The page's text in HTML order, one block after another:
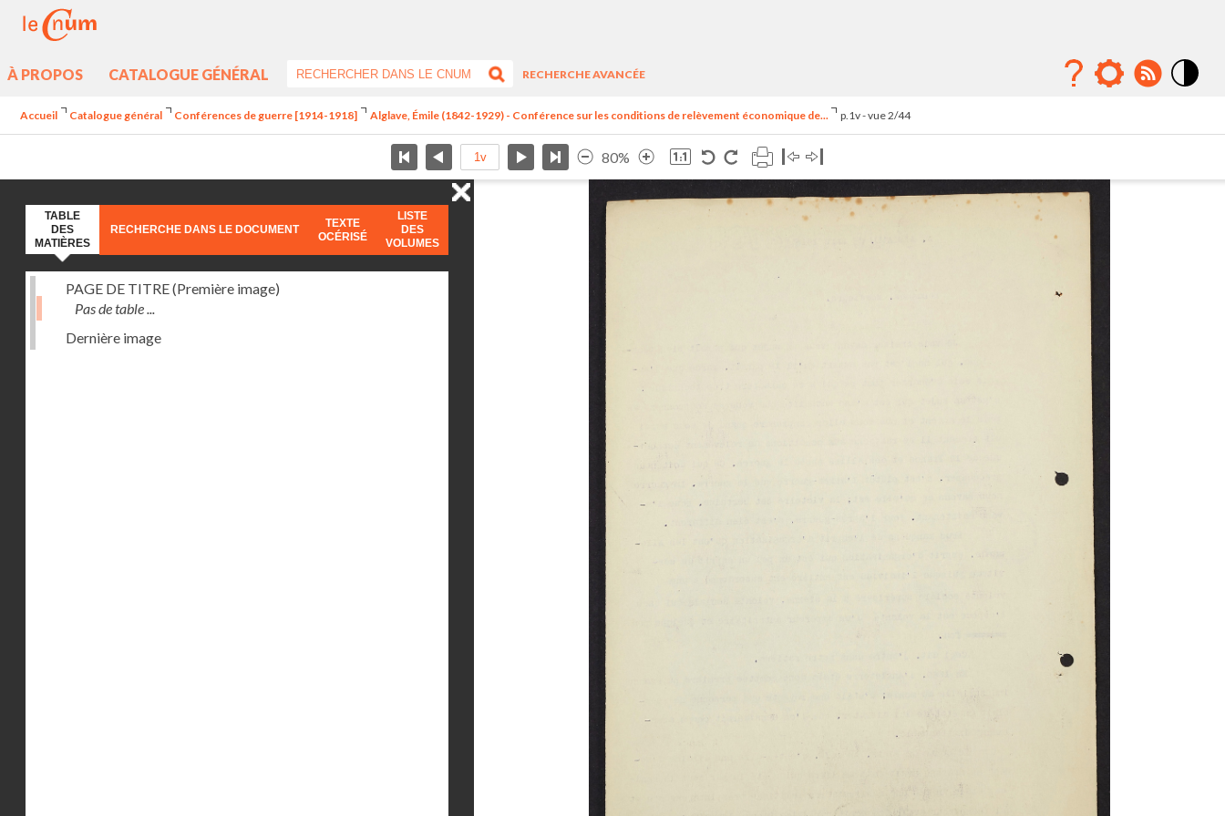
À PROPOS CATALOGUE GÉNÉRAL
RECHERCHE AVANCÉE
Accueil Catalogue général Conférences de guerre [1914-1918] Alglave, Émile (1842-1929) - Conférence sur les conditions de relèvement économique de... p.1v - vue 2/44
80%
TABLE
DES
MATIÈRES
RECHERCHE DANS LE DOCUMENT
TEXTE
OCÉRISÉ
LISTE
DES
VOLUMES
PAGE DE TITRE (Première image)
Pas de table ...
Dernière image